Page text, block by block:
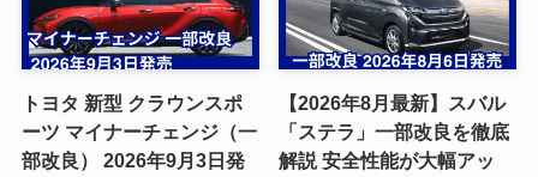
トヨタ 新型 クラウンスポ
ーツ マイナーチェンジ（一
部改良） 2026年9月3日発
【2026年8月最新】スバル
「ステラ」一部改良を徹底
解説 安全性能が大幅アッ